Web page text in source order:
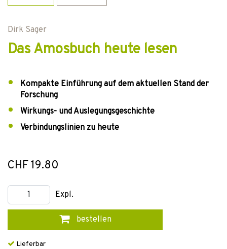
Dirk Sager
Das Amosbuch heute lesen
Kompakte Einführung auf dem aktuellen Stand der
Forschung
Wirkungs- und Auslegungsgeschichte
Verbindungslinien zu heute
CHF 19.80
Expl.
bestellen
Lieferbar